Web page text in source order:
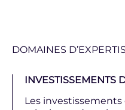
DOMAINES
INVESTISSEMENTS
Les